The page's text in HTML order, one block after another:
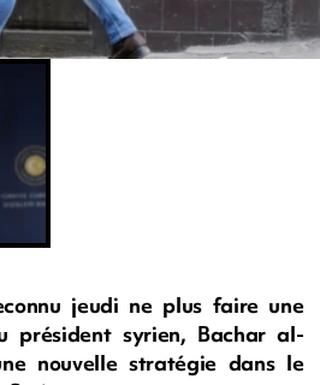
jeudi ne plus faire une
président syrien, Bachar al-
nouvelle stratégie dans le